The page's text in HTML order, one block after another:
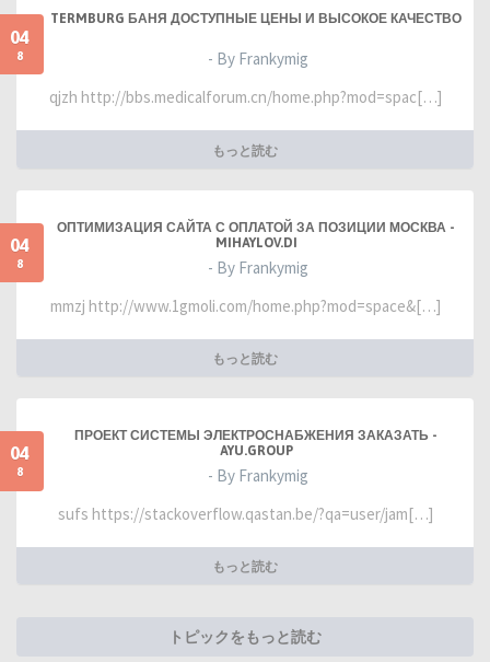
04
8
TERMBURG БАНЯ ДОСТУПНЫЕ ЦЕНЫ И ВЫСОКОЕ КАЧЕСТВО
- By Frankymig
qjzh http://bbs.medicalforum.cn/home.php?mod=spac[…]
もっと読む
04
8
ОПТИМИЗАЦИЯ САЙТА С ОПЛАТОЙ ЗА ПОЗИЦИИ МОСКВА -
MIHAYLOV.DI
- By Frankymig
mmzj http://www.1gmoli.com/home.php?mod=space&[…]
もっと読む
04
8
ПРОЕКТ СИСТЕМЫ ЭЛЕКТРОСНАБЖЕНИЯ ЗАКАЗАТЬ -
AYU.GROUP
- By Frankymig
sufs https://stackoverflow.qastan.be/?qa=user/jam[…]
もっと読む
トピックをもっと読む